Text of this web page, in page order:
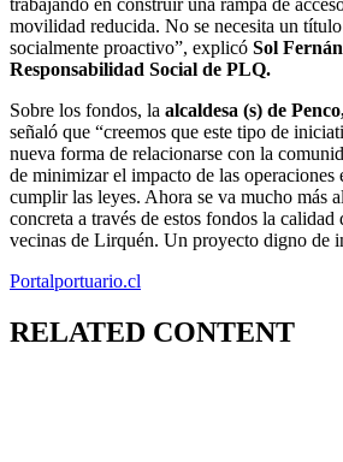
movilidad reducida. No se necesita un
socialmente proactivo”, explicó Sol
Responsabilidad Social de PLQ.
Sobre los fondos, la alcaldesa (s) de
señaló que “creemos que este tipo de
nueva forma de relacionarse con la
de minimizar el impacto de las operaciones
cumplir las leyes. Ahora se va mucho más
concreta a través de estos fondos la
vecinas de Lirquén. Un proyecto digno de
Portalportuario.cl
RELATED CONTENT